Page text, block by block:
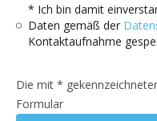
* Ich bin damit
Daten gemäß der
Kontaktaufnahme
Die mit *
Formular